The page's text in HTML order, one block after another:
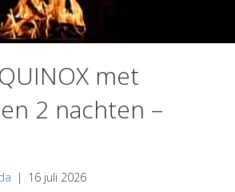
met
2 nachten –
| 16 juli 2026